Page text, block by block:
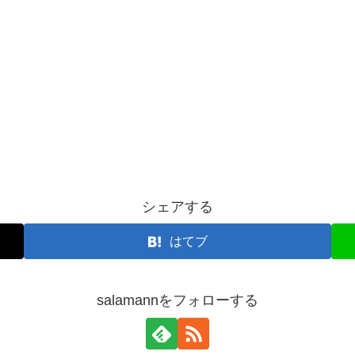
シェアする
はてブ
salamannをフォローする